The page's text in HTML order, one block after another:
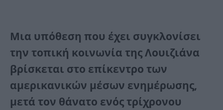
Μια υπόθεση που έχει συγκλονίσει
την τοπική κοινωνία της Λουιζιάνα
βρίσκεται στο επίκεντρο των
αμερικανικών μέσων ενημέρωσης,
μετά τον θάνατο ενός τρίχρονου